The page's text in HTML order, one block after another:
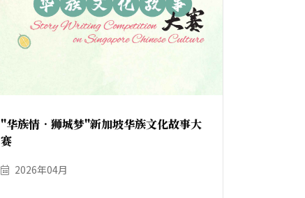
"华族情•狮城梦"新加坡华族文化故事大
赛
2026年04月